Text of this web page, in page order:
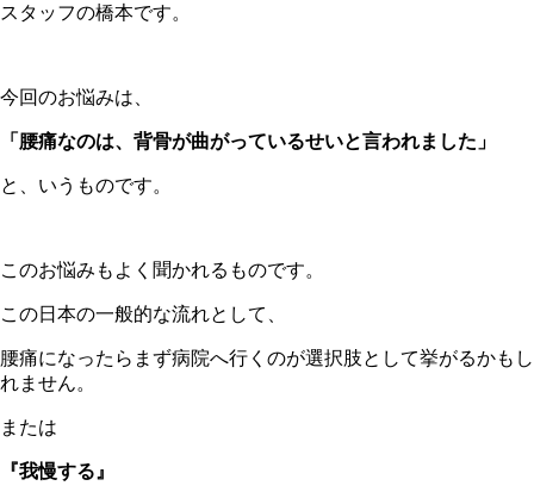
スタッフの橋本です。
今回のお悩みは、
「腰痛なのは、背骨が曲がっているせいと言われました」
と、いうものです。
このお悩みもよく聞かれるものです。
この日本の一般的な流れとして、
腰痛になったらまず病院へ行くのが選択肢として挙がるかもし
れません。
または
『我慢する』